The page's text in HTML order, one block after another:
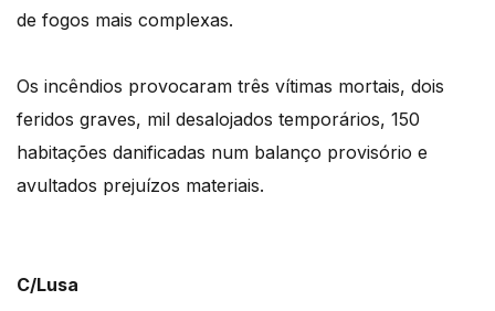
de fogos mais complexas.
Os incêndios provocaram três vítimas mortais, dois
feridos graves, mil desalojados temporários, 150
habitações danificadas num balanço provisório e
avultados prejuízos materiais.
C/Lusa